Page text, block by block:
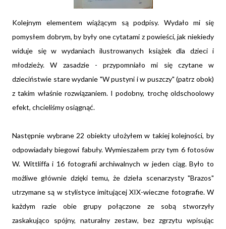
Kolejnym elementem wiążącym są podpisy. Wydało mi się
pomysłem dobrym, by były one cytatami z powieści, jak niekiedy
widuje się w wydaniach ilustrowanych książek dla dzieci i
młodzieży. W zasadzie - przypomniało mi się czytane w
dzieciństwie stare wydanie "W pustyni i w puszczy" (patrz obok)
z takim właśnie rozwiązaniem. I podobny, trochę oldschoolowy
efekt, chcieliśmy osiągnąć.
Następnie wybrane 22 obiekty ułożyłem w takiej kolejności, by
odpowiadały biegowi fabuły. Wymieszałem przy tym 6 fotosów
W. Wittliffa i 16 fotografii archiwalnych w jeden ciąg. Było to
możliwe głównie dzięki temu, że dzieła scenarzysty "Brazos"
utrzymane są w stylistyce imitującej XIX-wieczne fotografie. W
każdym razie obie grupy połączone ze sobą stworzyły
zaskakująco spójny, naturalny zestaw, bez zgrzytu wpisując